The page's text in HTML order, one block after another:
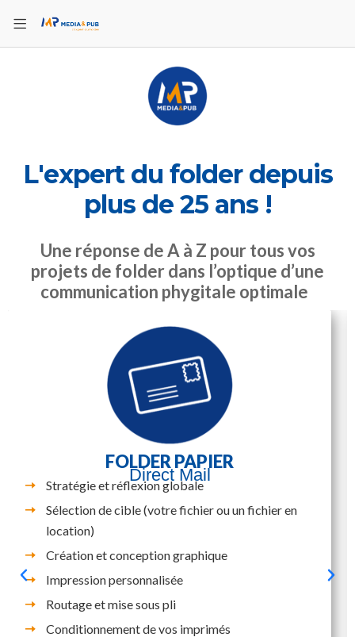
L'expert du folder depuis
plus de 25 ans !
Une réponse de A à Z pour tous vos
projets de folder dans l’optique d’une
communication phygitale optimale
FOLDER PAPIER
Direct Mail
Stratégie et réflexion globale
Sélection de cible (votre fichier ou un fichier en
location)
Création et conception graphique
Impression personnalisée
Routage et mise sous pli
Conditionnement de vos imprimés